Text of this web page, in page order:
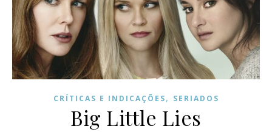
CRÍTICAS E INDICAÇÕES, SERIADOS
Big Little Lies